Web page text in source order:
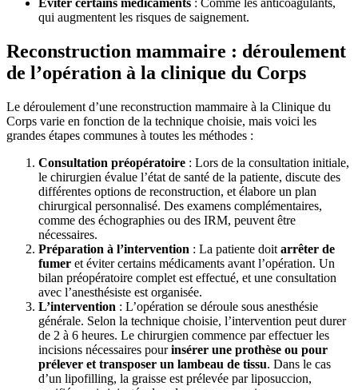
Éviter certains médicaments : Comme les anticoagulants,
qui augmentent les risques de saignement.
Reconstruction mammaire : déroulement
de l’opération à la clinique du Corps
Le déroulement d’une reconstruction mammaire à la Clinique du
Corps varie en fonction de la technique choisie, mais voici les
grandes étapes communes à toutes les méthodes :
Consultation préopératoire : Lors de la consultation initiale,
le chirurgien évalue l’état de santé de la patiente, discute des
différentes options de reconstruction, et élabore un plan
chirurgical personnalisé. Des examens complémentaires,
comme des échographies ou des IRM, peuvent être
nécessaires.
Préparation à l’intervention : La patiente doit arrêter de
fumer et éviter certains médicaments avant l’opération. Un
bilan préopératoire complet est effectué, et une consultation
avec l’anesthésiste est organisée.
L’intervention : L’opération se déroule sous anesthésie
générale. Selon la technique choisie, l’intervention peut durer
de 2 à 6 heures. Le chirurgien commence par effectuer les
incisions nécessaires pourinsérer une prothèse ou pour
prélever et transposer un lambeau de tissu. Dans le cas
d’un lipofilling, la graisse est prélevée par liposuccion,